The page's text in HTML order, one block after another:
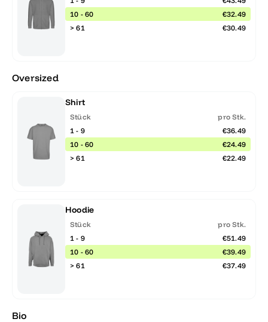
10 - 60
€32.49
> 61
€30.49
Oversized
Shirt
Stück
pro Stk.
1 - 9
€36.49
10 - 60
€24.49
> 61
€22.49
Hoodie
Stück
pro Stk.
1 - 9
€51.49
10 - 60
€39.49
> 61
€37.49
Bio